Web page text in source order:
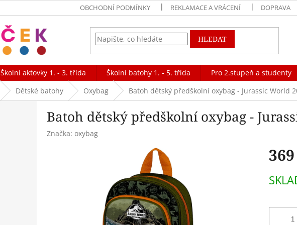
OBCHODNÍ PODMÍNKY REKLAMACE A VRÁCENÍ DOPRAVA
HLEDAT
Školní aktovky 1. - 3. třída Školní batohy 1. - 5. třída Pro 2.stupeň a studenty
Dětské batohy Oxybag Batoh dětský předškolní oxybag - Jurassic World
Batoh dětský předškolní oxybag -
Značka: oxybag
cena: